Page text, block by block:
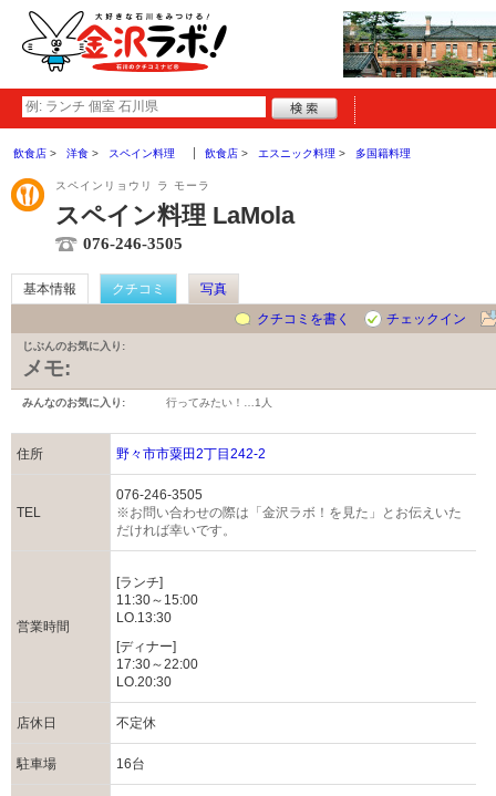
飲食店 洋食 スペイン料理 飲食店 エスニック料理 多国籍料理
スペインリョウリ ラ モーラ
スペイン料理 LaMola
076-246-3505
基本情報 クチコミ
写真
クチコミを書く
チェックイン
じぶんのお気に入り:
メモ:
みんなのお気に入り: 行ってみたい！… 1人
住所 野々市市粟田2丁目242-2
TEL
076-246-3505
※お問い合わせの際は「金沢ラボ！を見た」とお伝えいた
だければ幸いです。
営業時間
[ランチ]
11:30～15:00
LO.13:30
[ディナー]
17:30～22:00
LO.20:30
店休日 不定休
駐車場 16台